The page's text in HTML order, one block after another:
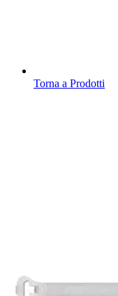
Torna a Prodotti